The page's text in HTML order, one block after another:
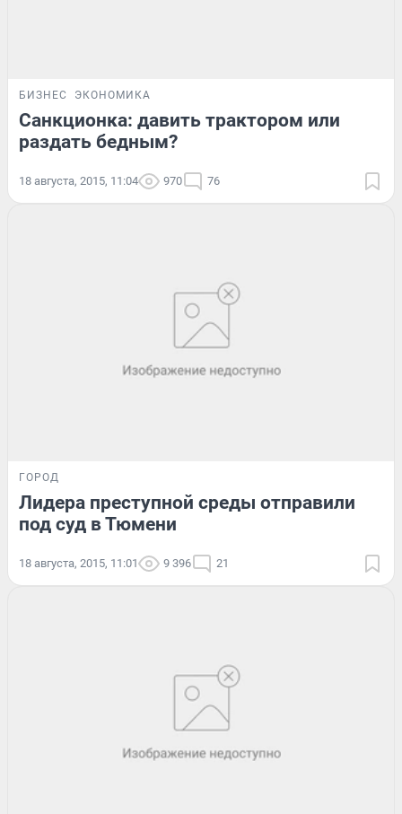
БИЗНЕС ЭКОНОМИКА
Санкционка: давить трактором или
раздать бедным?
18 августа, 2015, 11:04 970 76
ГОРОД
Лидера преступной среды отправили
под суд в Тюмени
18 августа, 2015, 11:01 9 396 21